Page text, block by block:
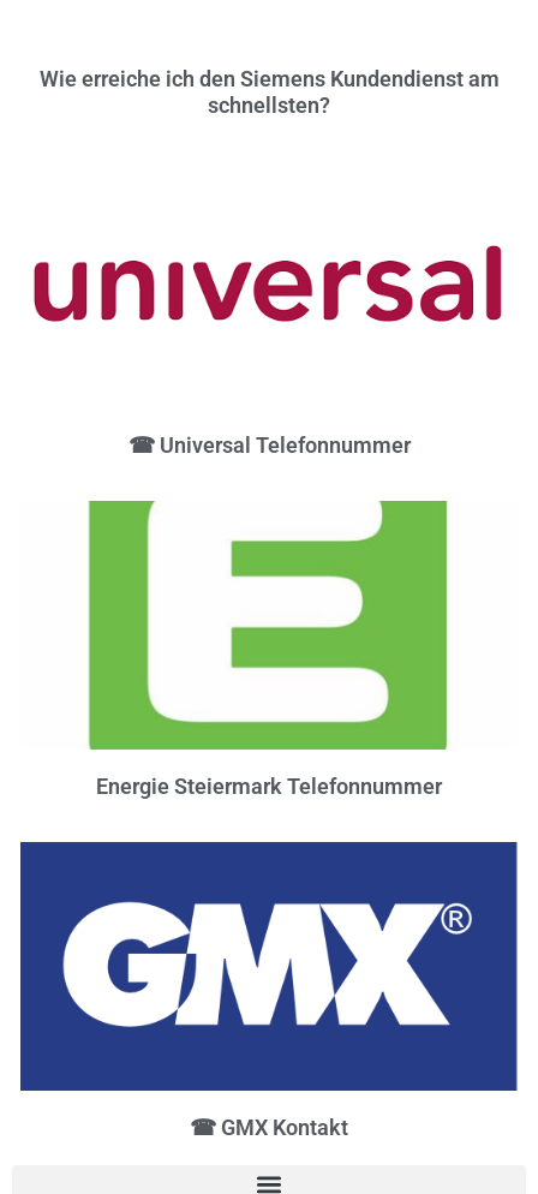
Wie erreiche ich den Siemens Kundendienst am
schnellsten?
☎ Universal Telefonnummer
Energie Steiermark Telefonnummer
☎ GMX Kontakt